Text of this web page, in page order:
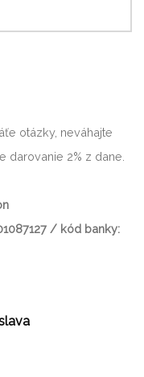
otázky, neváhajte
darovanie 2% z dane.
/ kód banky: